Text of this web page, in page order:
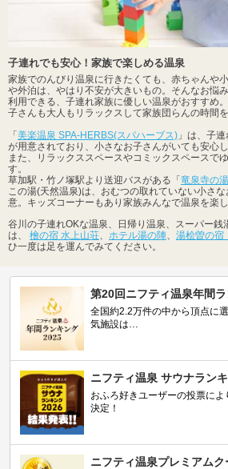
子連れでも安心！家族で楽しめる温泉
家族でのんびり温泉に行きたくても、赤ちゃんや
や外泊は、やはり不安が大きいもの。そんなお悩
利用できる、子連れ家族に優しい温泉がおすすめ
子さんも大人もリラックスして家族団らんの時間
「 美楽温泉 SPA-HERBS(スパハーブス) 」は、子
が用意されており、小さなお子さんがいても安心
また、リラックススペースやコミックスペースで
す。
草加駅・竹ノ塚駅より送迎バスがある「 竜泉寺の
この湯(天然温泉)は、おむつの取れていない小さ
意。キッズコーナーもあり家族みんなで温泉を楽
谷川の子連れOKな温泉、日帰り温泉、スーパー銭
は、 檜の宿 水上山荘、 ホテル湯の陣、 湯桧曽の
ひ一度は足を運んでみてください。
第20回ニフティ温泉年間
全国約2.2万件の中から頂点に
気施設は…
ニフティ温泉 サウナラン
おふろ好きユーザーの投票に
決定！
ニフティ温泉プレミアムク